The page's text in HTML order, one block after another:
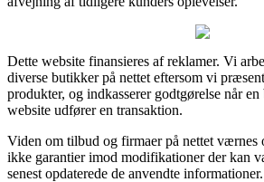
Dette website finansieres af reklamer. Vi
diverse butikker på nettet eftersom vi
produkter, og indkasserer godtgørelse når
website udfører en transaktion.
Viden om tilbud og firmaer på nettet værnes
ikke garantier imod modifikationer der kan
senest opdaterede de anvendte informationer.